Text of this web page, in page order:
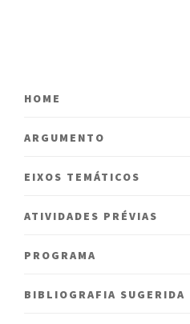
HOME
ARGUMENTO
EIXOS TEMÁTICOS
ATIVIDADES PRÉVIAS
PROGRAMA
BIBLIOGRAFIA SUGERIDA